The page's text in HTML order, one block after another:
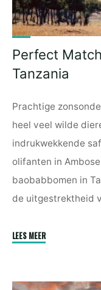
Perfect
Tanzania
Prachtige
heel veel wilde
indrukwekkende
olifanten in
baobabbomen in
de uitgestrektheid
LEES MEER"Perfect
and